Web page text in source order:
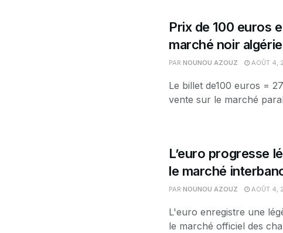
Prix de 100 euros
marché noir
PAR NOUNOU AZOUZ AOÛT 4,
Le billet de100 euros =
vente sur le marché
L’euro progresse
le marché
PAR NOUNOU AZOUZ AOÛT 4,
L'euro enregistre une
le marché officiel des